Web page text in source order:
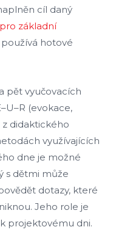
cíl daný
základní
hotové
pět vyučovacích
(evokace,
didaktického
využívajících
dne je možné
s dětmi může
dotazy, které
Jeho role je
projektovému dni.